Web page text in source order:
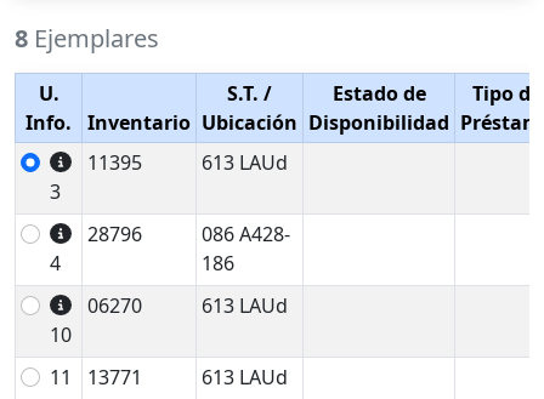
8 Ejemplares
U.
Info.
Inventario
S.T. /
Ubicación
Estado de
Disponibilidad
Tipo de
3
11395 613 LAUd
4
28796
086 A428-
186
10
06270 613 LAUd
11 13771 613 LAUd